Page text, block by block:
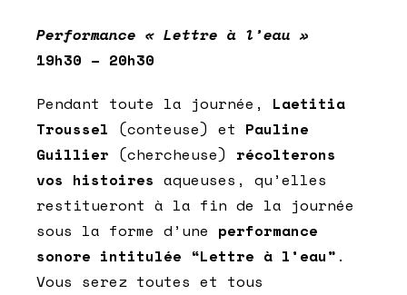
Performance « Lettre à l’eau »
19h30 – 20h30
Pendant toute la journée, Laetitia
Troussel (conteuse) et Pauline
Guillier (chercheuse) récolterons
vos histoires aqueuses, qu’elles
restitueront à la fin de la journée
sous la forme d’une performance
sonore intitulée “Lettre à l’eau” .
Vous serez toutes et tous